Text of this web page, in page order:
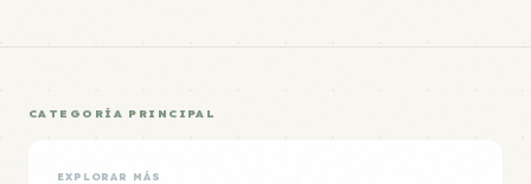
CATEGORÍA PRINCIPAL
EXPLORAR MÁS